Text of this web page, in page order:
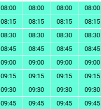
08:00 08:00 08:00
08:00
08:15 08:15 08:15
08:15
08:30 08:30 08:30
08:30
08:45 08:45 08:45
08:45
09:00 09:00 09:00
09:00
09:15 09:15 09:15
09:15
09:30 09:30 09:30
09:30
09:45 09:45 09:45
09:45